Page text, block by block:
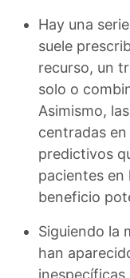
Hay una
suele
recurso, un
solo o
Asimismo,
centradas
predictivos
pacientes en
beneficio
Siguiendo la
han